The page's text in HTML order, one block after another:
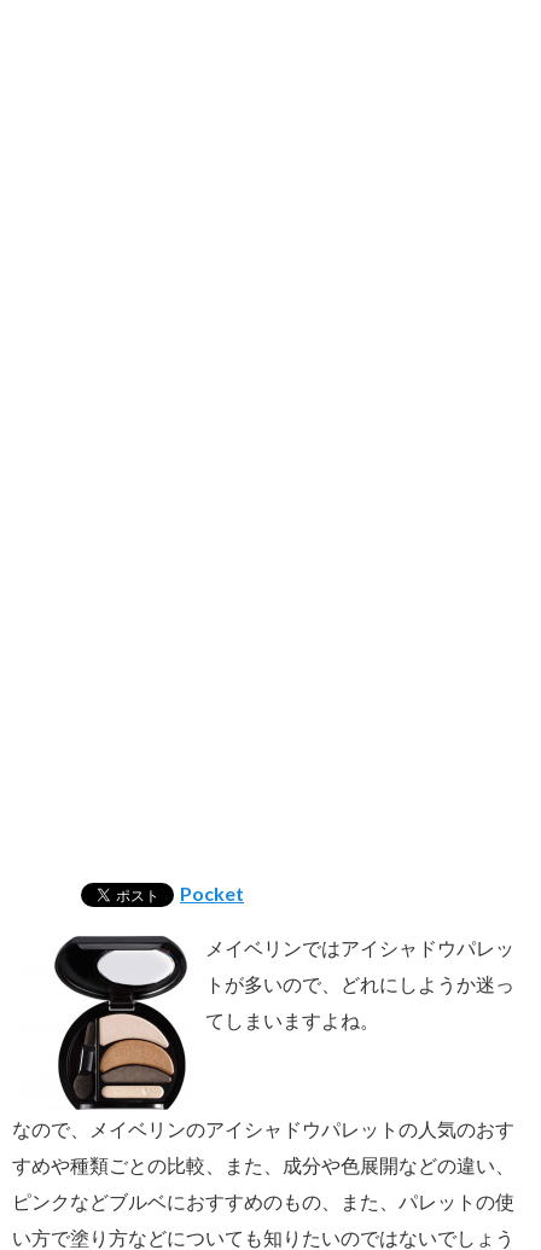
Pocket
メイベリンではアイシャドウパレッ
トが多いので、どれにしようか迷っ
てしまいますよね。
なので、メイベリンのアイシャドウパレットの人気のおす
すめや種類ごとの比較、また、成分や色展開などの違い、
ピンクなどブルベにおすすめのもの、また、パレットの使
い方で塗り方などについても知りたいのではないでしょう